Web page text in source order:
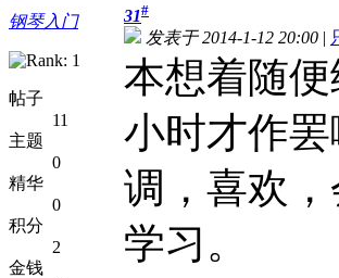
钢琴入门
帖子
11
主题
0
精华
0
积分
2
金钱
31#
发表于 2014-1-12 20:00 |
本想着随
小时才作
调，喜欢
学习。